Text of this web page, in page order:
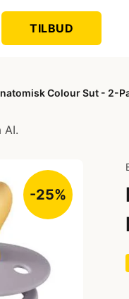
TILBUD
Colour Sut - 2-
AI.
-25%